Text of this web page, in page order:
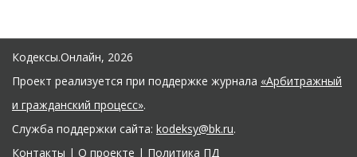
Кодексы.Онлайн, 2026
Проект реализуется при поддержке журнала «Арбитражный
и гражданский процесс».
Служба поддержки сайта: kodeksy@bk.ru.
Контакты | О проекте | Политика ПД